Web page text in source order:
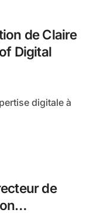
de Claire
Digital